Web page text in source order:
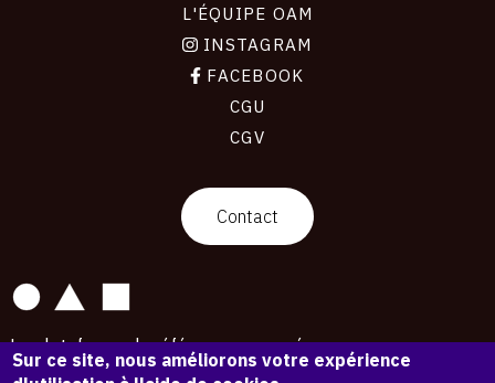
L'ÉQUIPE OAM
INSTAGRAM
FACEBOOK
CGU
CGV
Contact
La plateforme de référence pour créer,
conserver et promouvoir l'Histoire de l'Art.
Sur ce site, nous améliorons votre expérience